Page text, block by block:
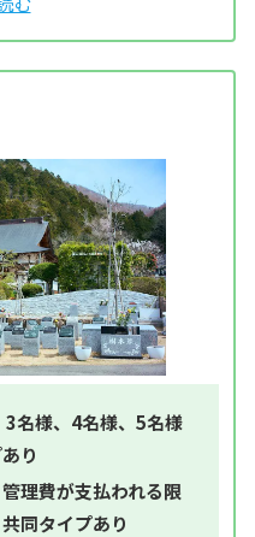
名様、4名様、5名様
り
理費が支払われる限
同タイプあり